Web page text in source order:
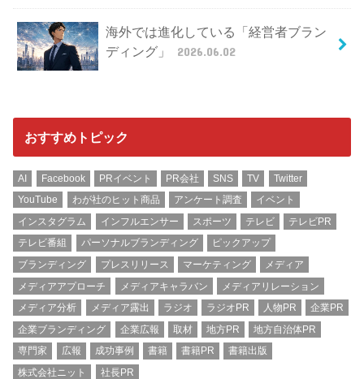
海外では進化している「経営者ブラン
ディング」
2026.06.02
おすすめトピック
AI Facebook PRイベント PR会社 SNS TV
Twitter
YouTube
わが社のヒット商品 アンケート調査
イベント
インスタグラム
インフルエンサー スポーツ テレビ
テレビPR
テレビ番組
パーソナルブランディング
ピックアップ
ブランディング
プレスリリース マーケティング
メディア
メディアアプローチ
メディアキャラバン
メディアリレーション
メディア分析
メディア露出 ラジオ ラジオPR 人物PR
企業PR
企業ブランディング
企業広報 取材 地方PR
地方自治体PR
専門家
広報 成功事例 書籍 書籍PR
書籍出版
株式会社ニット
社長PR